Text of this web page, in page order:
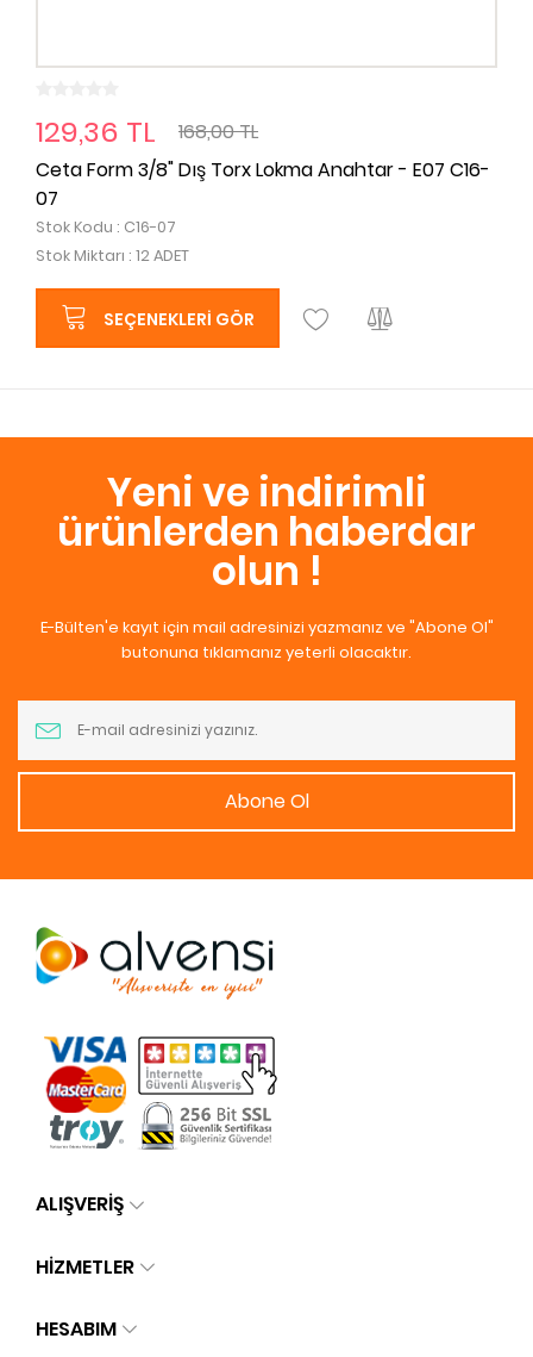
129,36 TL
168,00 TL
Ceta Form 3/8" Dış Torx Lokma Anahtar - E07 C16-
07
Stok Kodu : C16-07
Stok Miktarı : 12 ADET
SEÇENEKLERI GÖR
Yeni ve indirimli
ürünlerden haberdar
olun !
E-Bülten'e kayıt için mail adresinizi yazmanız ve "Abone Ol"
butonuna tıklamanız yeterli olacaktır.
Abone Ol
ALIŞVERİŞ
HİZMETLER
HESABIM